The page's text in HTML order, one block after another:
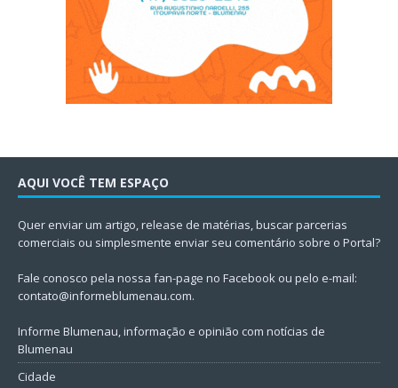
AQUI VOCÊ TEM ESPAÇO
Quer enviar um artigo, release de matérias, buscar parcerias
comerciais ou simplesmente enviar seu comentário sobre o Portal?
Fale conosco pela nossa fan-page no Facebook ou pelo e-mail:
contato@informeblumenau.com.
Informe Blumenau, informação e opinião com notícias de
Blumenau
Cidade